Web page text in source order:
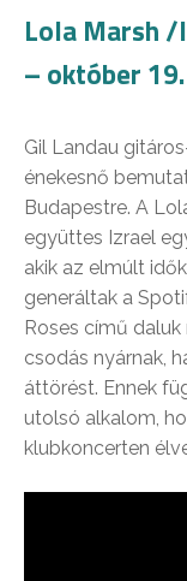
Lola Marsh /
– október
Gil Landau
énekesnő
Budapestre. A
együttes Izrael
akik az elmúlt
generáltak a
Roses című
csodás nyárnak,
áttörést. Ennek
utolsó alkalom,
klubkoncerten